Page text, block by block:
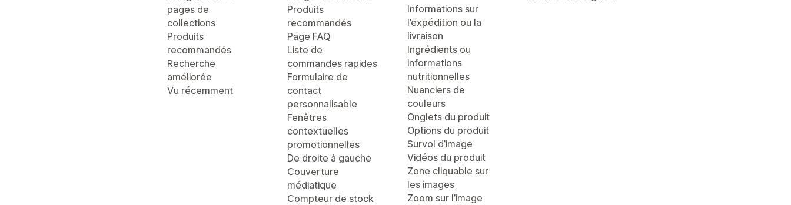
pages de
collections
Produits
recommandés
Recherche
améliorée
Vu récemment
Produits
recommandés
Page FAQ
Liste de
commandes rapides
Formulaire de
contact
personnalisable
Fenêtres
contextuelles
promotionnelles
De droite à gauche
Couverture
médiatique
Compteur de stock
Informations sur
l’expédition ou la
livraison
Ingrédients ou
informations
nutritionnelles
Nuanciers de
couleurs
Onglets du produit
Options du produit
Survol d’image
Vidéos du produit
Zone cliquable sur
les images
Zoom sur l’image